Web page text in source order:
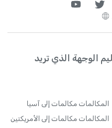
الوجهة الذي تريد
المكالمات مكالمات إلى آسيا
المكالمات مكالمات إلى الأمريكتين